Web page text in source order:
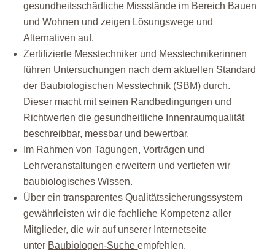
gesundheitsschädliche Missstände im Bereich Bauen
und Wohnen und zeigen Lösungswege und
Alternativen auf.
Zertifizierte Messtechniker und Messtechnikerinnen
führen Untersuchungen nach dem aktuellen Standard
der Baubiologischen Messtechnik (SBM) durch.
Dieser macht mit seinen Randbedingungen und
Richtwerten die gesundheitliche Innenraumqualität
beschreibbar, messbar und bewertbar.
Im Rahmen von Tagungen, Vorträgen und
Lehrveranstaltungen erweitern und vertiefen wir
baubiologisches Wissen.
Über ein transparentes Qualitätssicherungssystem
gewährleisten wir die fachliche Kompetenz aller
Mitglieder, die wir auf unserer Internetseite
unter Baubiologen-Sucheempfehlen.